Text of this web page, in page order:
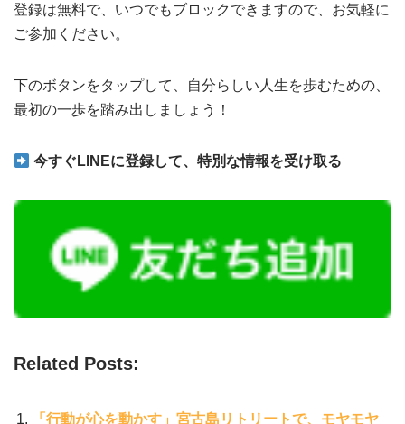
登録は無料で、いつでもブロックできますので、お気軽に
ご参加ください。
下のボタンをタップして、自分らしい人生を歩むための、
最初の一歩を踏み出しましょう！
今すぐLINEに登録して、特別な情報を受け取る
Related Posts:
「行動が心を動かす」宮古島リトリートで、モヤモヤ